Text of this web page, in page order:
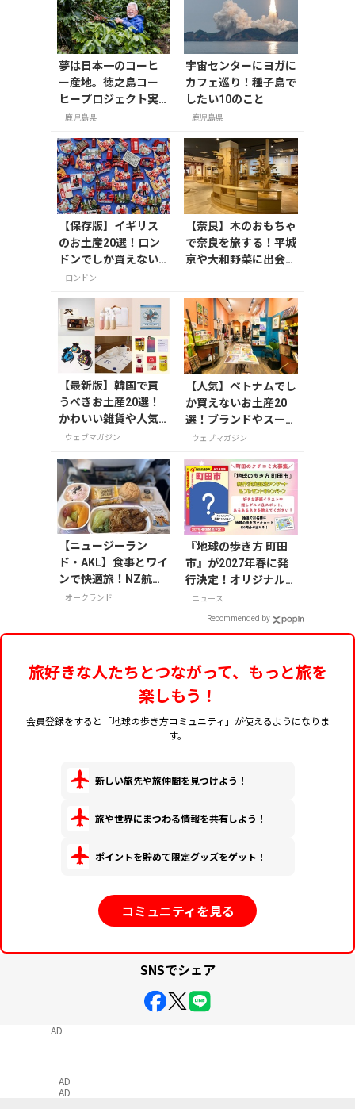
夢は日本一のコーヒ
ー産地。徳之島コー
ヒープロジェクト実
現への道
鹿児島県
宇宙センターにヨガに
カフェ巡り！種子島で
したい10のこと
鹿児島県
【保存版】イギリス
のお土産20選！ロン
ドンでしか買えない
雑貨/お菓子/紅茶まで
ロンドン
【奈良】木のおもちゃ
で奈良を旅する！平城
京や大和野菜に出会う
【最新版】韓国で買
うべきお土産20選！
かわいい雑貨や人気
コスメを紹介
ウェブマガジン
【人気】ベトナムでし
か買えないお土産20
選！ブランドやスーパ
ーのお菓子や雑貨まで
ウェブマガジン
【ニュージーラン
ド・AKL】食事とワイ
ンで快適旅！NZ航空
と入国情報
オークランド
『地球の歩き方 町田
市』が2027年春に発
行決定！オリジナルグ
ッズが当たる発行記念
アンケート実施中
ニュース
Recommended by
旅好きな人たちとつながって、もっと旅を
楽しもう！
会員登録をすると「地球の歩き方コミュニティ」が使えるようになりま
す。
新しい旅先や旅仲間を見つけよう！
旅や世界にまつわる情報を共有しよう！
ポイントを貯めて限定グッズをゲット！
コミュニティを見る
SNSでシェア
AD
AD
AD